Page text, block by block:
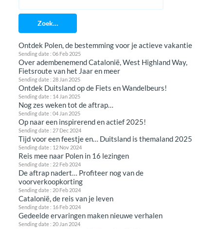
Zoek…
Ontdek Polen, de bestemming voor je actieve vakantie
Sending date : 06 Feb 2025
Over adembenemend Catalonië, West Highland Way,
Fietsroute van het Jaar en meer
Sending date : 28 Jan 2025
Ontdek Duitsland op de Fiets en Wandelbeurs!
Sending date : 14 Jan 2025
Nog zes weken tot de aftrap…
Sending date : 04 Jan 2025
Op naar een inspirerend en actief 2025!
Sending date : 27 Dec 2024
Tijd voor een feestje en… Duitsland is themaland 2025
Sending date : 12 Nov 2024
Reis mee naar Polen in 16 lezingen
Sending date : 22 Feb 2024
De aftrap nadert… Profiteer nog van de
voorverkoopkorting
Sending date : 20 Feb 2024
Catalonië, de reis van je leven
Sending date : 16 Feb 2024
Gedeelde ervaringen maken nieuwe verhalen
Sending date : 20 Jan 2024